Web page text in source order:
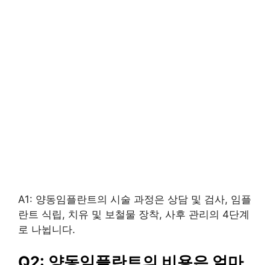
A1: 양동임플란트의 시술 과정은 상담 및 검사, 임플
란트 식립, 치유 및 보철물 장착, 사후 관리의 4단계
로 나뉩니다.